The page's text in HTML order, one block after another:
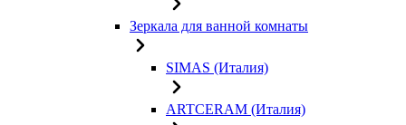
Зеркала для ванной комнаты
SIMAS (Италия)
ARTCERAM (Италия)